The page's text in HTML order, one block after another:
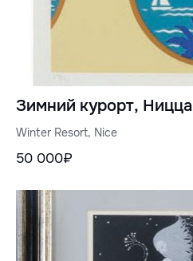
Зимний курорт, Ницца
Winter Resort, Nice
50 000₽